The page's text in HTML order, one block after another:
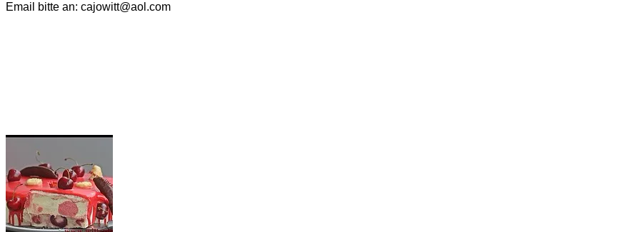
Email bitte an: cajowitt@aol.com